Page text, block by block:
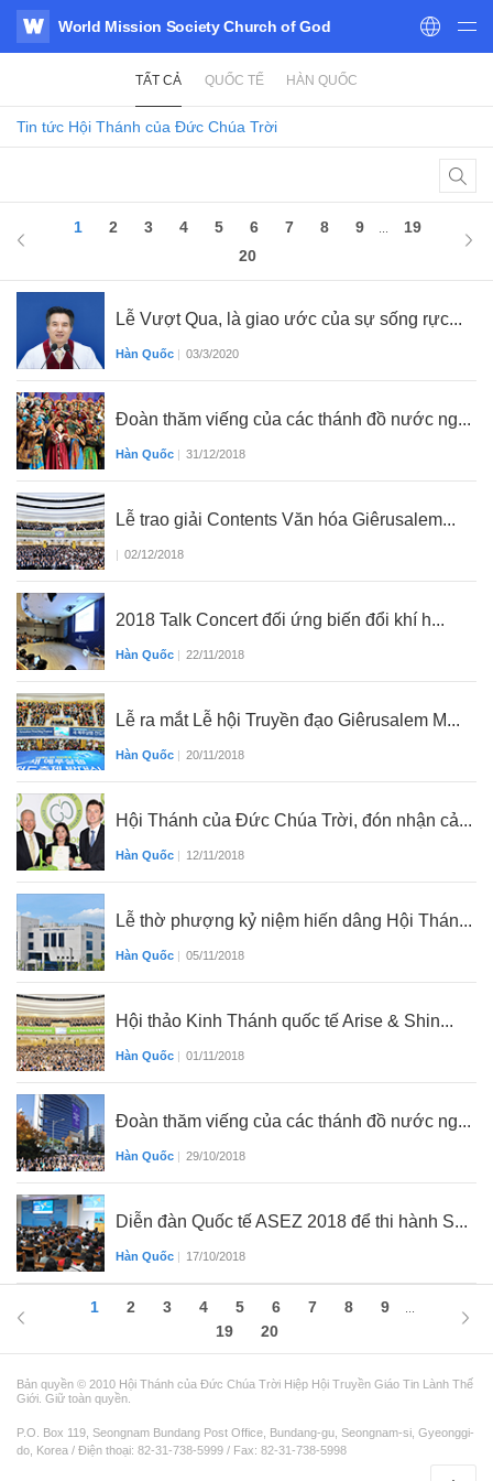
WATV
World Mission Society Church of God
TẤT CẢ QUỐC TẾ HÀN QUỐC
Tin tức Hội Thánh của Đức Chúa Trời
1 2 3 4 5 6 7 8 9
19
20
Lễ Vượt Qua, là giao ước của sự sống rực...
Hàn Quốc | 03/3/2020
Đoàn thăm viếng của các thánh đồ nước ng...
Hàn Quốc | 31/12/2018
Lễ trao giải Contents Văn hóa Giêrusalem...
| 02/12/2018
2018 Talk Concert đối ứng biến đổi khí h...
Hàn Quốc | 22/11/2018
Lễ ra mắt Lễ hội Truyền đạo Giêrusalem M...
Hàn Quốc | 20/11/2018
Hội Thánh của Đức Chúa Trời, đón nhận cả...
Hàn Quốc | 12/11/2018
Lễ thờ phượng kỷ niệm hiến dâng Hội Thán...
Hàn Quốc | 05/11/2018
Hội thảo Kinh Thánh quốc tế Arise & Shin...
Hàn Quốc | 01/11/2018
Đoàn thăm viếng của các thánh đồ nước ng...
Hàn Quốc | 29/10/2018
Diễn đàn Quốc tế ASEZ 2018 để thi hành S...
Hàn Quốc | 17/10/2018
1 2 3 4 5 6 7 8 9
19 20
Bản quyền © 2010 Hội Thánh của Đức Chúa Trời Hiệp Hội Truyền Giáo Tin Lành Thế
Giới. Giữ toàn quyền.
P.O. Box 119, Seongnam Bundang Post Office, Bundang-gu, Seongnam-si, Gyeonggi-
do, Korea / Điện thoại: 82-31-738-5999 / Fax: 82-31-738-5998